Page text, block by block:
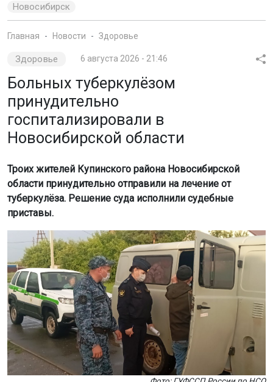
Новосибирск
Главная Новости Здоровье
Здоровье 6 августа 2026 - 21:46
Больных туберкулёзом
принудительно
госпитализировали в
Новосибирской области
Троих жителей Купинского района Новосибирской
области принудительно отправили на лечение от
туберкулёза. Решение суда исполнили судебные
приставы.